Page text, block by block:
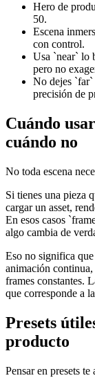
Hero de
50.
Escena
con control.
Usa `near` lo
pero no
No dejes `far`
precisión de
Cuándo
cuándo no
No toda escena
Si tienes una pieza
cargar un asset,
En esos casos
algo cambia de
Eso no significa
animación
frames constantes.
que corresponde a
Presets
producto
Pensar en presets